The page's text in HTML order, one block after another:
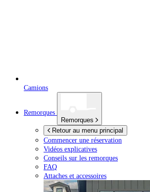
Camions
Remorques
Remorques
Retour au menu principal
Commencer une réservation
Vidéos explicatives
Conseils sur les remorques
FAQ
Attaches et accessoires